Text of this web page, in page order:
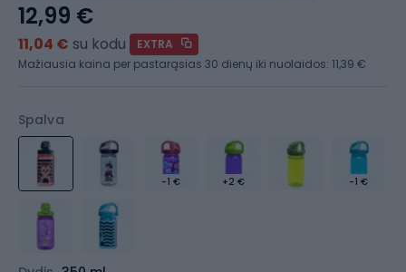
Spalva
-1 € +2 € -1 €
12,99 €
11,04 € su kodu
EXTRA
Mažiausia kaina per pastarąsias 30 dienų iki nuolaidos: 11,39 €